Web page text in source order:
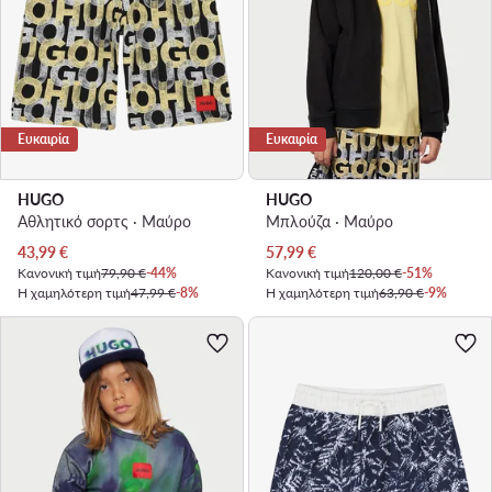
Ευκαιρία
HUGO
Αθλητικό σορτς · Μαύρο
Τρέχουσα τιμή
43,99€
Κανονική τιμή79,90 €-44%
Η χαμηλότερη τιμή47,99 €-8%
Ευκαιρία
HUGO
Μπλούζα · Μαύρο
Τρέχουσα τιμή
57,99€
Κανονική τιμή120,00 €-51%
Η χαμηλότερη τιμή63,90 €-9%